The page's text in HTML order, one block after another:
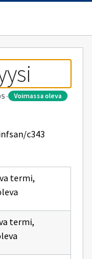
· voimassa oleva
c343
termi,
termi,